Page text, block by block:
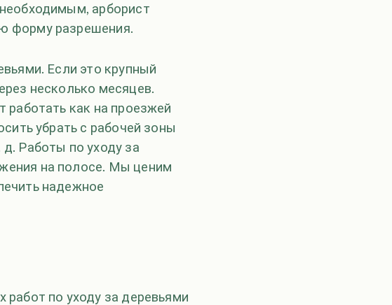
арборист
форму разрешения.
Если это крупный
несколько месяцев.
работать как на проезжей
убрать с рабочей зоны
Работы по уходу за
на полосе. Мы ценим
надежное
работ по уходу за деревьями